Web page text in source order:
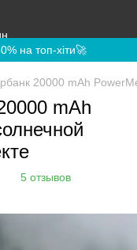
на топ-хіти🚀
20000 mAh
mAh
5 отзывов